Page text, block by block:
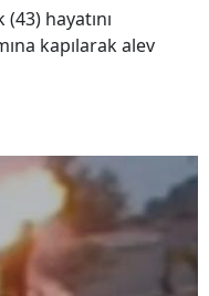
hayatını
kapılarak alev